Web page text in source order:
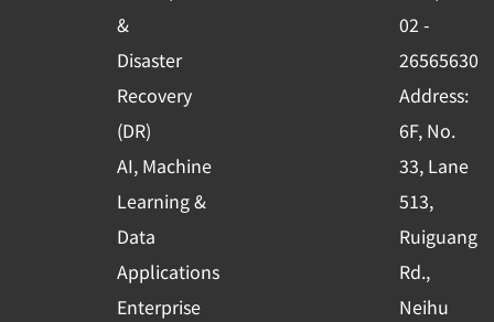
&
Disaster
Recovery
(DR)
AI, Machine
Learning &
Data
Applications
Enterprise
o
k
-
s
q
u
a
r
e
e
i
n
02 -
26565630
Address:
6F, No.
33, Lane
513,
Ruiguang
Rd.,
Neihu